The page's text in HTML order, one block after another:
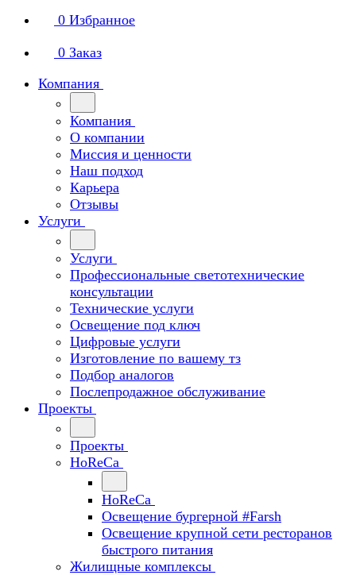
0 Избранное
0 Заказ
Компания
Компания
О компании
Миссия и ценности
Наш подход
Карьера
Отзывы
Услуги
Услуги
Профессиональные светотехнические
консультации
Технические услуги
Освещение под ключ
Цифровые услуги
Изготовление по вашему тз
Подбор аналогов
Послепродажное обслуживание
Проекты
Проекты
HoReCa
HoReCa
Освещение бургерной #Farsh
Освещение крупной сети ресторанов
быстрого питания
Жилищные комплексы